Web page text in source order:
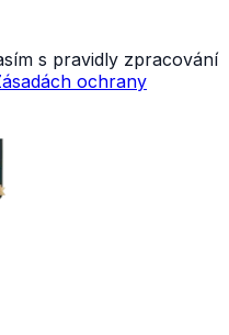
s pravidly zpracování
ochrany